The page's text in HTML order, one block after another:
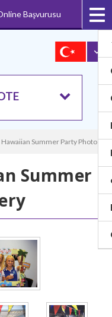
Başvurusu
Hawaiian Summer Party Photo
Summer